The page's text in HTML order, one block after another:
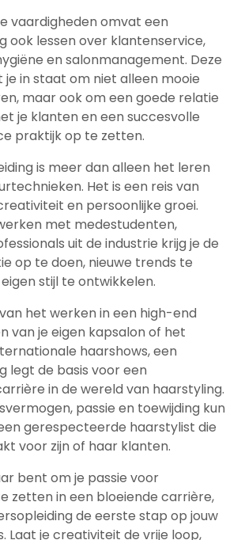
vaardigheden omvat een
ook lessen over klantenservice,
en salonmanagement. Deze
je in staat om niet alleen mooie
maar ook om een goede relatie
je klanten en een succesvolle
praktijk op te zetten.
is meer dan alleen het leren
Het is een reis van
en persoonlijke groei.
met medestudenten,
uit de industrie krijg je de
op te doen, nieuwe trends te
stijl te ontwikkelen.
het werken in een high-end
van je eigen kapsalon of het
haarshows, een
legt de basis voor een
in de wereld van haarstyling.
passie en toewijding kun
gerespecteerde haarstylist die
voor zijn of haar klanten.
bent om je passie voor
zetten in een bloeiende carrière,
de eerste stap op jouw
Laat je creativiteit de vrije loop,